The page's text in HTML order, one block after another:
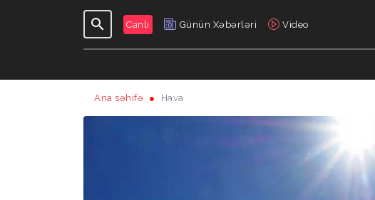
Canlı Günün Xəbərləri Video
GÜNDƏLIK
Ana səhifə Hava